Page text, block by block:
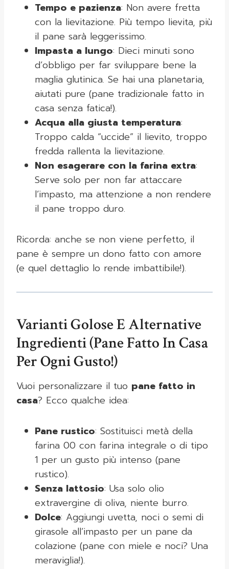
Tempo e pazienza: Non avere fretta
con la lievitazione. Più tempo lievita, più
il pane sarà leggerissimo.
Impasta a lungo: Dieci minuti sono
d’obbligo per far sviluppare bene la
maglia glutinica. Se hai una planetaria,
aiutati pure (pane tradizionale fatto in
casa senza fatica!).
Acqua alla giusta temperatura:
Troppo calda “uccide” il lievito, troppo
fredda rallenta la lievitazione.
Non esagerare con la farina extra:
Serve solo per non far attaccare
l’impasto, ma attenzione a non rendere
il pane troppo duro.
Ricorda: anche se non viene perfetto, il
pane è sempre un dono fatto con amore
(e quel dettaglio lo rende imbattibile!).
Varianti Golose E Alternative
Ingredienti (Pane Fatto In Casa
Per Ogni Gusto!)
Vuoi personalizzare il tuo pane fatto in
casa? Ecco qualche idea:
Pane rustico: Sostituisci metà della
farina 00 con farina integrale o di tipo
1 per un gusto più intenso (pane
rustico).
Senza lattosio: Usa solo olio
extravergine di oliva, niente burro.
Dolce: Aggiungi uvetta, noci o semi di
girasole all’impasto per un pane da
colazione (pane con miele e noci? Una
meraviglia!).